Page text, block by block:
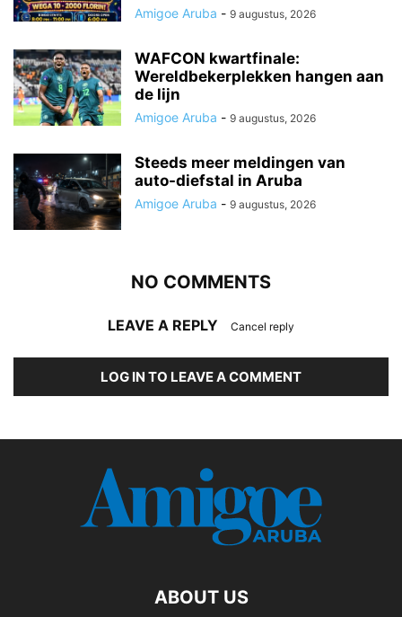
Amigoe Aruba - 9 augustus, 2026
WAFCON kwartfinale:
Wereldbekerplekken hangen aan
de lijn
Amigoe Aruba - 9 augustus, 2026
Steeds meer meldingen van
auto-diefstal in Aruba
Amigoe Aruba - 9 augustus, 2026
NO COMMENTS
LEAVE A REPLY Cancel reply
LOG IN TO LEAVE A COMMENT
ABOUT US